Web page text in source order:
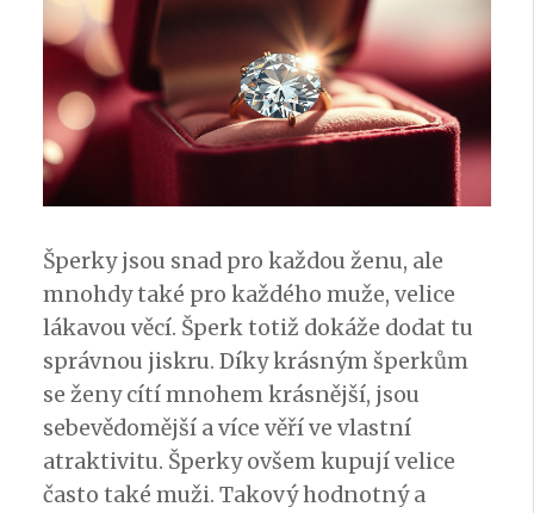
Šperky jsou snad pro každou ženu, ale
mnohdy také pro každého muže, velice
lákavou věcí. Šperk totiž dokáže dodat tu
správnou jiskru. Díky krásným šperkům
se ženy cítí mnohem krásnější, jsou
sebevědomější a více věří ve vlastní
atraktivitu. Šperky ovšem kupují velice
často také muži. Takový hodnotný a